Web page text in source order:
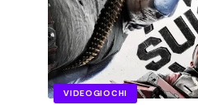
VIDEOGIOCHI